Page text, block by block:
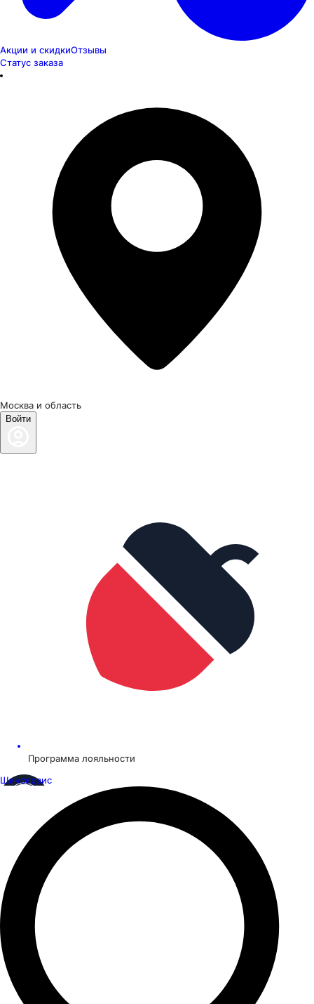
Акции и скидкиОтзывы
Статус заказа
Москва и область
Войти
Программа лояльности
Шинсервис